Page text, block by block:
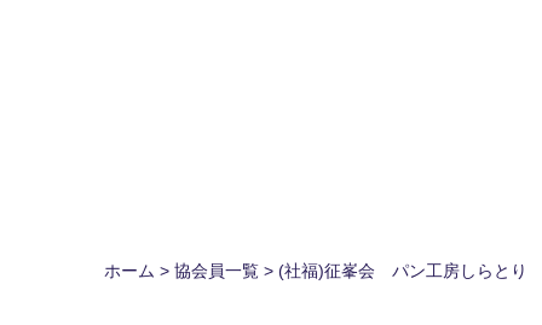
ホーム > 協会員一覧 > (社福)征峯会 パン工房しらとり